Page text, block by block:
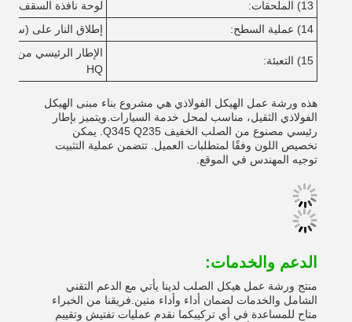
13) الملحقات:
لوحة نافذة السقف،
14) عملية السطح:
إطلاق النار على (سافين)5طبقتان من الطلاء المضاد للصدأ أو
15) التعبئة:
HQ
هذه ورشة عمل الهيكل الفولاذي هي مشروع بناء مبنى الهيكل
الفولاذي الثقيل، مناسب لمحل خدمة السيارات.ويتميز بإطار
رئيسي مصنوع من الصلب الخفيف Q345 Q235. يمكن
تخصيص اللون وفقًا لمتطلبات العميل. تتضمن عملية التثبيت
توجيه المهندس في الموقع.
الدعم والخدمات:
منتج ورشة عمل هيكل الصلب لدينا يأتي مع الدعم التقني
الشامل والخدمات لضمان أداء وأداء متين.فريقنا من الخبراء
متاح للمساعدة في أي تركيبكما نقدم عمليات تفتيش وتقييم